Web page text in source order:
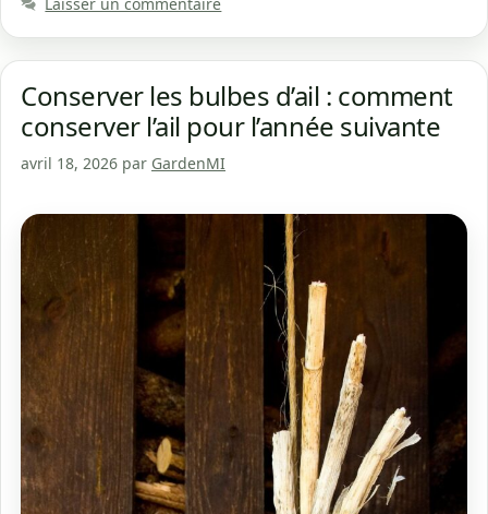
Conserver les bulbes d’ail : comment
conserver l’ail pour l’année suivante
avril 18, 2026 par GardenMI